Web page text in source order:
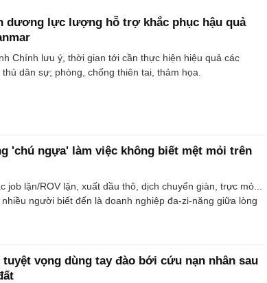
dương lực lượng hỗ trợ khắc phục hậu quả
Chính lưu ý, thời gian tới cần thực hiện hiệu quả các
dân sự; phòng, chống thiên tai, thảm họa.
'chú ngựa' làm việc không biết mệt mỏi trên
job lặn/ROV lặn, xuất dầu thô, dịch chuyển giàn, trực mỏ...
người biết đến là doanh nghiệp đa-zi-năng giữa lòng
vọng dùng tay đào bới cứu nạn nhân sau